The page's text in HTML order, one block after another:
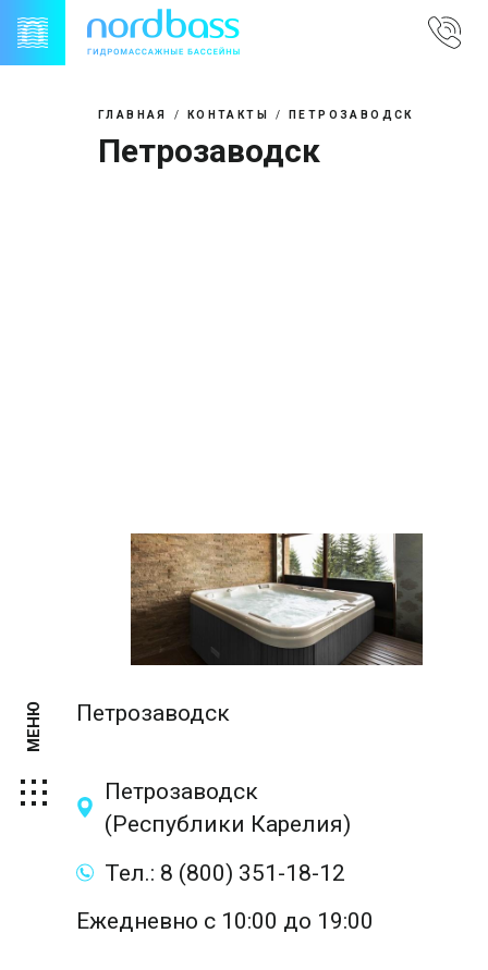
МЕНЮ
ГЛАВНАЯ КОНТАКТЫ ПЕТРОЗАВОДСК
Петрозаводск
Петрозаводск
Петрозаводск
(Республики Карелия)
Тел.: 8 (800) 351-18-12
Ежедневно с 10:00 до 19:00